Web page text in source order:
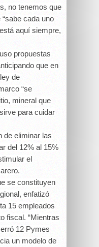
no tenemos que
cada uno
aquí siempre,
propuestas
que en
de
“se
mineral que
para cuidar
de eliminar las
del 12% al 15%
el
se constituyen
enfatizó
15 empleados
fiscal. “Mientras
12 Pymes
un modelo de